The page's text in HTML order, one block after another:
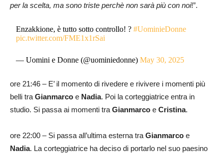
per la scelta, ma sono triste perchè non sarà più con noi!”.
Enzakkione, è tutto sotto controllo! ?#UominieDonne
pic.twitter.com/FME1x1rSai
— Uomini e Donne (@uominiedonne)May 30, 2025
ore 21:46 – E’ il momento di rivedere e rivivere i momenti più
belli tra Gianmarco e Nadia. Poi la corteggiatrice entra in
studio. Si passa ai momenti tra Gianmarco e Cristina.
ore 22:00 – Si passa all’ultima esterna tra Gianmarco e
Nadia. La corteggiatrice ha deciso di portarlo nel suo paesino